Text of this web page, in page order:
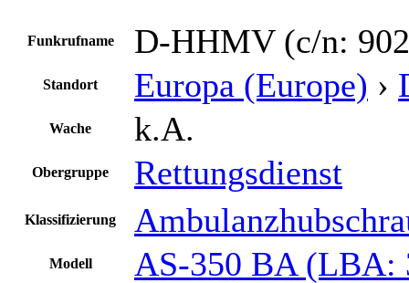
Funkrufname D-HHMV (c/n:
Standort Europa (Europe) ›
Wache k.A.
Obergruppe Rettungsdienst
Klassifizierung
Modell AS-350 BA (LBA: